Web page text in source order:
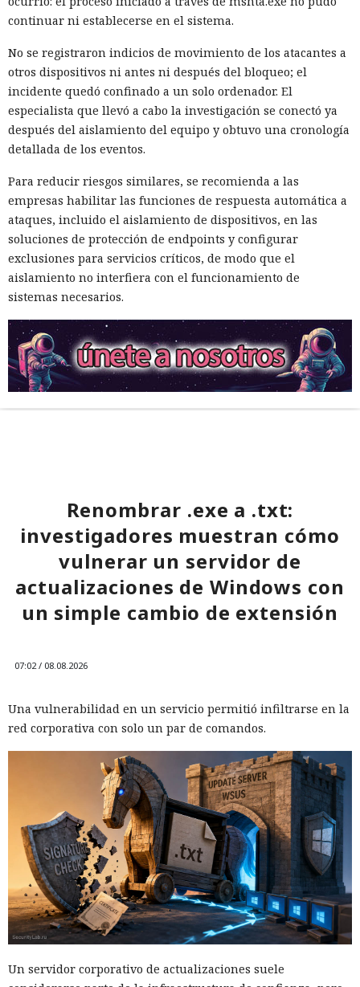
continuar ni establecerse en el sistema.
No se registraron indicios de movimiento de los atacantes a
otros dispositivos ni antes ni después del bloqueo; el
incidente quedó confinado a un solo ordenador. El
especialista que llevó a cabo la investigación se conectó ya
después del aislamiento del equipo y obtuvo una cronología
detallada de los eventos.
Para reducir riesgos similares, se recomienda a las
empresas habilitar las funciones de respuesta automática a
ataques, incluido el aislamiento de dispositivos, en las
soluciones de protección de endpoints y configurar
exclusiones para servicios críticos, de modo que el
aislamiento no interfiera con el funcionamiento de
sistemas necesarios.
Renombrar .exe a .txt:
investigadores muestran cómo
vulnerar un servidor de
actualizaciones de Windows con
un simple cambio de extensión
07:02 / 08.08.2026
Una vulnerabilidad en un servicio permitió infiltrarse en la
red corporativa con solo un par de comandos.
Un servidor corporativo de actualizaciones suele